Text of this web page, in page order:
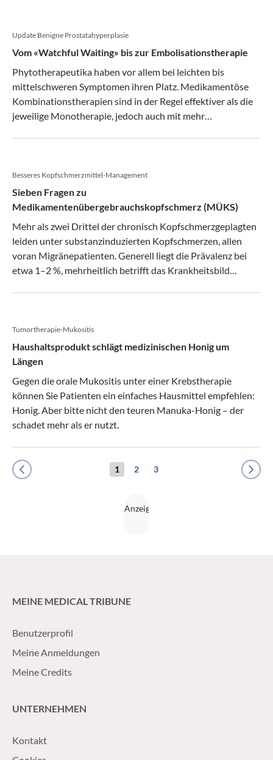
Update Benigne Prostatahyperplasie
Vom «Watchful Waiting» bis zur Embolisationstherapie
Phytotherapeutika haben vor allem bei leichten bis
mittelschweren Symptomen ihren Platz. Medikamentöse
Kombinationstherapien sind in der Regel effektiver als die
jeweilige Monotherapie, jedoch auch mit mehr
Funktion.
Besseres Kopfschmerzmittel-Management
Sieben Fragen zu
Medikamentenübergebrauchskopfschmerz (MÜKS)
Mehr als zwei Drittel der chronisch Kopfschmerzgeplagten
leiden unter substanzinduzierten Kopfschmerzen, allen
voran Migränepatienten. Generell liegt die Prävalenz bei
etwa 1–2 %, mehrheitlich betrifft das Krankheitsbild
Tumortherapie-Mukositis
Haushaltsprodukt schlägt medizinischen Honig um
Längen
Gegen die orale Mukositis unter einer Krebstherapie
können Sie Patienten ein einfaches Hausmittel empfehlen:
Honig. Aber bitte nicht den teuren Manuka-Honig – der
schadet mehr als er nutzt.
Previous 1 2 3 Next
MEINE MEDICAL TRIBUNE
Benutzerprofil
Meine Anmeldungen
Meine Credits
UNTERNEHMEN
Kontakt